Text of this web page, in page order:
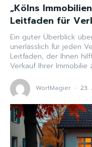
„Kölns
Leitfaden für
Ein guter Überblick
unerlässlich für jeden
Leitfaden, der Ihnen
Verkauf Ihrer Immobilie
WortMagier - 23.